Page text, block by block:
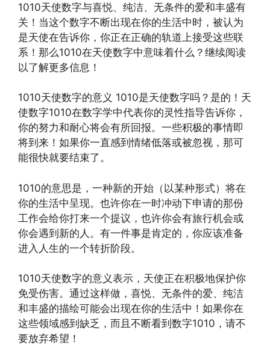
1010天使数字与喜悦、纯洁、无条件的爱和丰盛有
关！当这个数字不断出现在你的生活中时，被认为
是天使在告诉你，你正在正确的轨道上接受这些联
系！那么1010在天使数字中意味着什么？继续阅读
以了解更多信息！
1010天使数字的意义 1010是天使数字吗？是的！天
使数字1010在数字学中代表你的灵性指导告诉你，
你的努力和耐心将会有所回报。一些积极的事情即
将到来！如果你一直感到情绪低落或被忽视，那可
能很快就要结束了。
1010的意思是，一种新的开始（以某种形式）将在
你的生活中呈现。也许你在一时冲动下申请的那份
工作会给你打来一个提议，也许你会有旅行机会或
你会遇到新的人。有一件事是肯定的，你应该准备
进入人生的一个转折阶段。
1010天使数字的意义表示，天使正在积极地保护你
免受伤害。通过这样做，喜悦、无条件的爱、纯洁
和丰盛的描绘可能会出现在你的生活中！如果你在
这些领域感到缺乏，而且不断看到数字1010，请不
要放弃希望！